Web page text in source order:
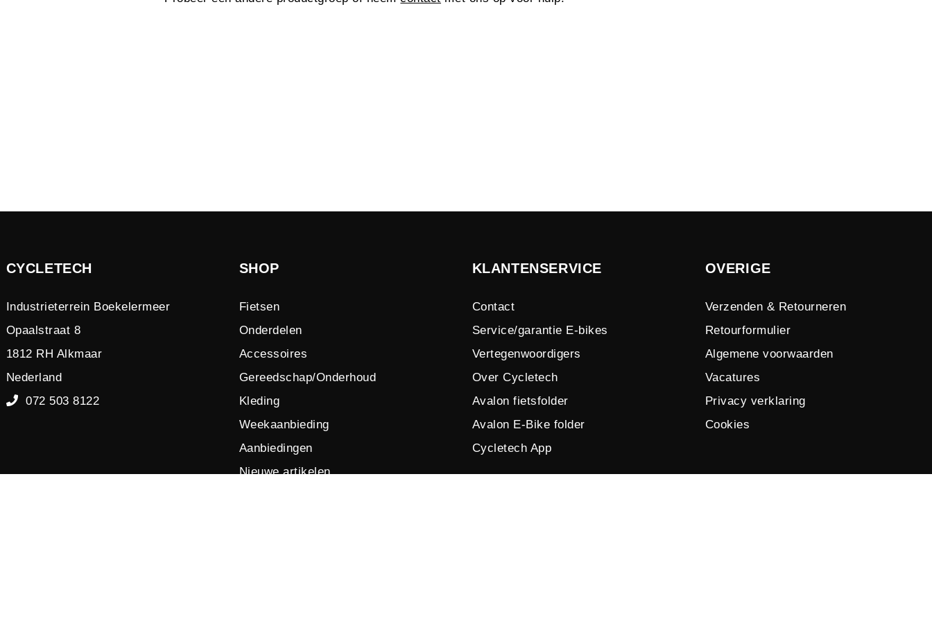
CYCLETECH
Industrieterrein Boekelermeer
Opaalstraat 8
1812 RH Alkmaar
Nederland
072 503 8122
SHOP
Fietsen
Onderdelen
Accessoires
Gereedschap/Onderhoud
Kleding
Weekaanbieding
Aanbiedingen
Nieuwe artikelen
KLANTENSERVICE
Contact
Service/garantie E-bikes
Vertegenwoordigers
Over Cycletech
Avalon fietsfolder
Avalon E-Bike folder
Cycletech App
OVERIGE
Verzenden & Retourneren
Retourformulier
Algemene voorwaarden
Vacatures
Privacy verklaring
Cookies